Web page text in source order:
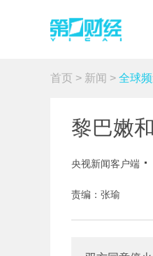
首页 > 新闻 > 全球
黎巴嫩
央视新闻客户端
责编：张瑜